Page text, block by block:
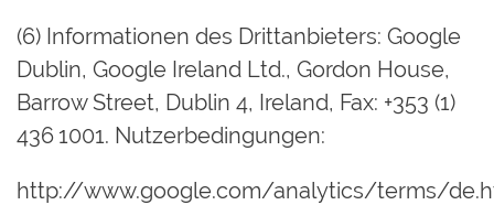
(6) Informationen des Drittanbieters: Google
Dublin, Google Ireland Ltd., Gordon House,
Barrow Street, Dublin 4, Ireland, Fax: +353 (1)
436 1001. Nutzerbedingungen:
http://www.google.com/analytics/terms/